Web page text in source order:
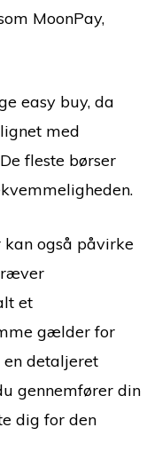
MoonPay,
easy buy, da
med
fleste børser
også påvirke
et
gælder for
en detaljeret
gennemfører din
dig for den